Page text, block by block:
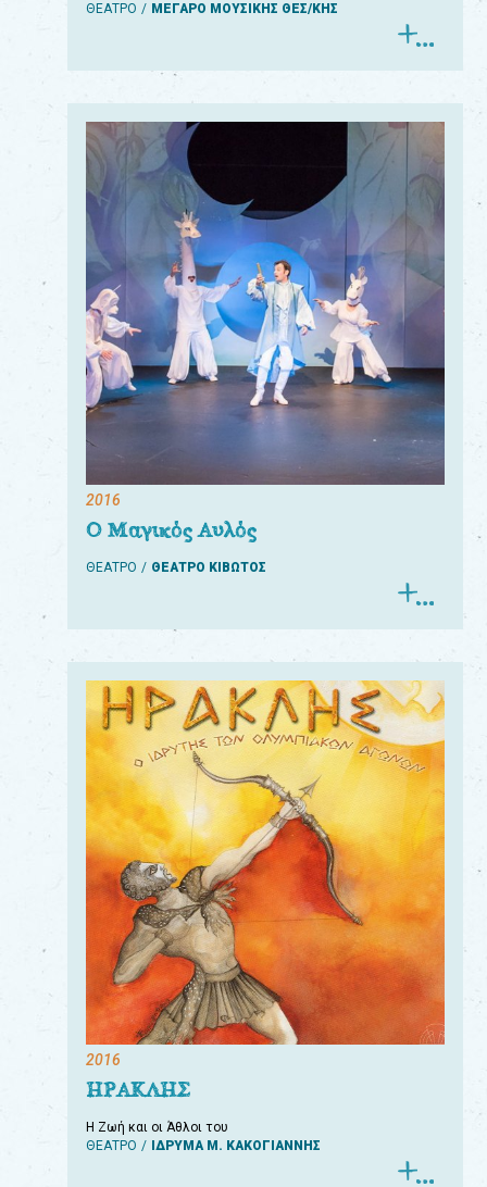
ΘΕΑΤΡΟ ΜΕΓΑΡΟ ΜΟΥΣΙΚΗΣ ΘΕΣ/ΚΗΣ
2016
Ο Μαγικός Αυλός
ΘΕΑΤΡΟ ΘΕΑΤΡΟ ΚΙΒΩΤΟΣ
2016
ΗΡΑΚΛΗΣ
Η Ζωή και οι Άθλοι του
ΘΕΑΤΡΟ
ΙΔΡΥΜΑ Μ. ΚΑΚΟΓΙΑΝΝΗΣ